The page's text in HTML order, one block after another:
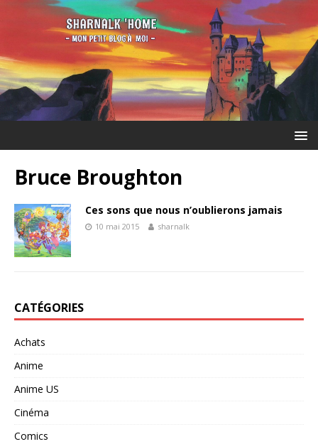
Bruce Broughton
Ces sons que nous n’oublierons jamais
10 mai 2015 sharnalk
CATÉGORIES
Achats
Anime
Anime US
Cinéma
Comics